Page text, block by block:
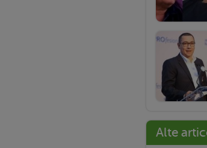
Alte